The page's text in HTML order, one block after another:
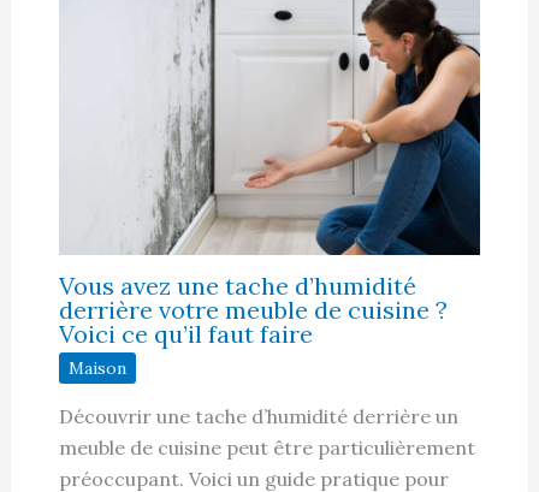
Vous avez une tache d’humidité
derrière votre meuble de cuisine ?
Voici ce qu’il faut faire
Maison
Découvrir une tache d’humidité derrière un
meuble de cuisine peut être particulièrement
préoccupant. Voici un guide pratique pour